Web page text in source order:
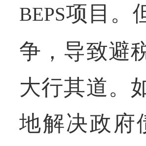
BEPS项目。
争，导致避
大行其道。
地解决政府